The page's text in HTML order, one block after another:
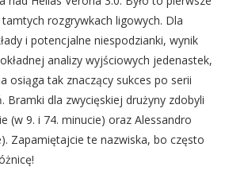
rozgrywkach ligowych. Dla
i potencjalne niespodzianki, wynik
analizy wyjściowych jedenastek,
osiąga tak znaczący sukces po serii
Bramki dla zwycięskiej drużyny zdobyli
(w 9. i 74. minucie) oraz Alessandro
Zapamiętajcie te nazwiska, bo często